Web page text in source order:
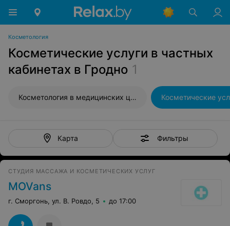
Косметология
Косметические услуги в частных
кабинетах в Гродно 1
Косметология в медицинских центрах
Карта Фильтры
СТУДИЯ МАССАЖА И КОСМЕТИЧЕСКИХ УСЛУГ
MOVans
г. Сморгонь, ул. В. Ровдо, 5 до 17:00